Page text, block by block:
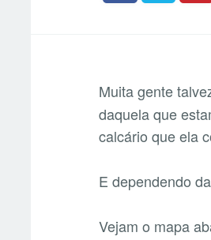
Muita gente
daquela que
calcário que ela
E dependendo
Vejam o mapa